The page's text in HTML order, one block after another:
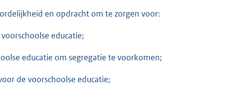
en opdracht om te zorgen voor:
educatie;
educatie om segregatie te voorkomen;
de voorschoolse educatie;